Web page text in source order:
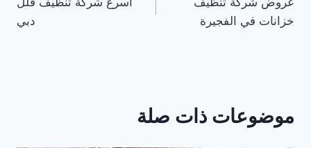
المقالات
خزانات في الفجيرة
دبي
موضوعات ذات صلة